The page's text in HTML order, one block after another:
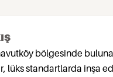
bölgesinde
lüks standartlarda inşa